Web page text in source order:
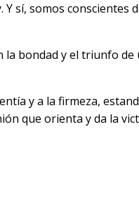
sí, somos conscientes
bondad y el triunfo de
y a la firmeza,
que orienta y da la